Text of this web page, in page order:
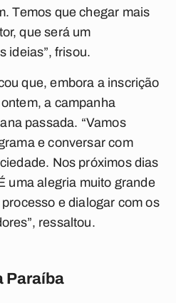
Temos que chegar mais
que será um
ideias”, frisou.
que, embora a inscrição
a campanha
passada. “Vamos
e conversar com
Nos próximos dias
uma alegria muito grande
e dialogar com os
ressaltou.
Paraíba